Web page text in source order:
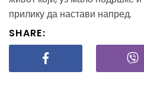
прилику да настави напред.
SHARE: